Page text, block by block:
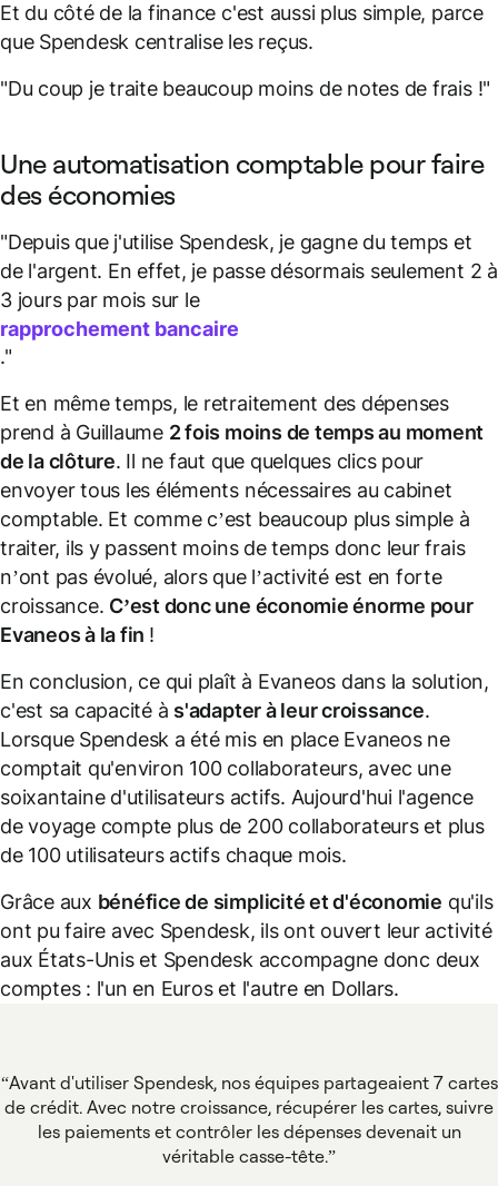
Et du côté de la finance c'est aussi plus simple, parce
que Spendesk centralise les reçus.
"Du coup je traite beaucoup moins de notes de frais !"
Une automatisation comptable pour faire
des économies
"Depuis que j'utilise Spendesk, je gagne du temps et
de l'argent. En effet, je passe désormais seulement 2 à
3 jours par mois sur le
rapprochement bancaire
."
Et en même temps, le retraitement des dépenses
prend à Guillaume 2 fois moins de temps au moment
de la clôture. Il ne faut que quelques clics pour
envoyer tous les éléments nécessaires au cabinet
comptable. Et comme c’est beaucoup plus simple à
traiter, ils y passent moins de temps donc leur frais
n’ont pas évolué, alors que l’activité est en forte
croissance. C’est donc une économie énorme pour
Evaneos à la fin !
En conclusion, ce qui plaît à Evaneos dans la solution,
c'est sa capacité à s'adapter à leur croissance.
Lorsque Spendesk a été mis en place Evaneos ne
comptait qu'environ 100 collaborateurs, avec une
soixantaine d'utilisateurs actifs. Aujourd'hui l'agence
de voyage compte plus de 200 collaborateurs et plus
de 100 utilisateurs actifs chaque mois.
Grâce aux bénéfice de simplicité et d'économie qu'ils
ont pu faire avec Spendesk, ils ont ouvert leur activité
aux États-Unis et Spendesk accompagne donc deux
comptes : l'un en Euros et l'autre en Dollars.
Avant d'utiliser Spendesk, nos équipes partageaient 7 cartes
de crédit. Avec notre croissance, récupérer les cartes, suivre
les paiements et contrôler les dépenses devenait un
véritable casse-tête.